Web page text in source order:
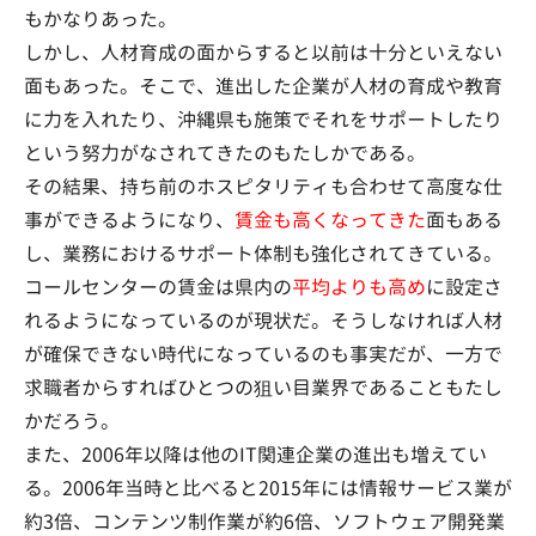
もかなりあった。
しかし、人材育成の面からすると以前は十分といえない
面もあった。そこで、進出した企業が人材の育成や教育
に力を入れたり、沖縄県も施策でそれをサポートしたり
という努力がなされてきたのもたしかである。
その結果、持ち前のホスピタリティも合わせて高度な仕
事ができるようになり、 賃金も高くなってきた面もある
し、業務におけるサポート体制も強化されてきている。
コールセンターの賃金は県内の平均よりも高めに設定さ
れるようになっているのが現状だ。そうしなければ人材
が確保できない時代になっているのも事実だが、一方で
求職者からすればひとつの狙い目業界であることもたし
かだろう。
また、2006年以降は他のIT関連企業の進出も増えてい
る。2006年当時と比べると2015年には情報サービス業が
約3倍、コンテンツ制作業が約6倍、ソフトウェア開発業